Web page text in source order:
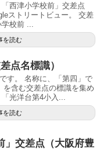
西津小学校前」交差点
ストリートビュー。 交差
校前 ...
を読む
点名標識）
す。 名称に、「第四」で
を含む交差点の標識を集め
光洋台第4小入...
を読む
」交差点（大阪府豊